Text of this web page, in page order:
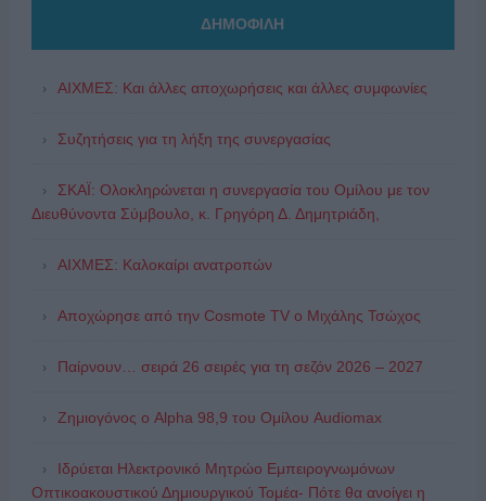
ΔΗΜΟΦΙΛΗ
ΑΙΧΜΕΣ: Και άλλες αποχωρήσεις και άλλες συμφωνίες
Συζητήσεις για τη λήξη της συνεργασίας
ΣΚΑΪ: Ολοκληρώνεται η συνεργασία του Ομίλου με τον
Διευθύνοντα Σύμβουλο, κ. Γρηγόρη Δ. Δημητριάδη,
ΑΙΧΜΕΣ: Καλοκαίρι ανατροπών
Αποχώρησε από την Cosmote TV o Μιχάλης Τσώχος
Παίρνουν… σειρά 26 σειρές για τη σεζόν 2026 – 2027
Ζημιογόνος ο Alpha 98,9 του Ομίλου Audiomax
Ιδρύεται Ηλεκτρονικό Μητρώο Εμπειρογνωμόνων
Οπτικοακουστικού Δημιουργικού Τομέα- Πότε θα ανοίγει η